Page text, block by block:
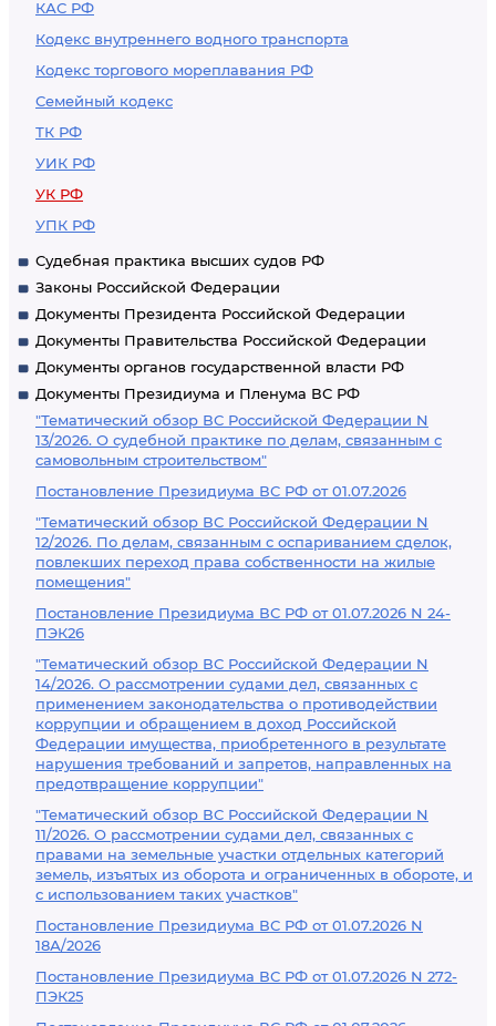
КАС РФ
Кодекс внутреннего водного транспорта
Кодекс торгового мореплавания РФ
Семейный кодекс
ТК РФ
УИК РФ
УК РФ
УПК РФ
Судебная практика высших судов РФ
Законы Российской Федерации
Документы Президента Российской Федерации
Документы Правительства Российской Федерации
Документы органов государственной власти РФ
Документы Президиума и Пленума ВС РФ
"Тематический обзор ВС Российской Федерации N
13/2026. О судебной практике по делам, связанным с
самовольным строительством"
Постановление Президиума ВС РФ от 01.07.2026
"Тематический обзор ВС Российской Федерации N
12/2026. По делам, связанным с оспариванием сделок,
повлекших переход права собственности на жилые
помещения"
Постановление Президиума ВС РФ от 01.07.2026 N 24-
ПЭК26
"Тематический обзор ВС Российской Федерации N
14/2026. О рассмотрении судами дел, связанных с
применением законодательства о противодействии
коррупции и обращением в доход Российской
Федерации имущества, приобретенного в результате
нарушения требований и запретов, направленных на
предотвращение коррупции"
"Тематический обзор ВС Российской Федерации N
11/2026. О рассмотрении судами дел, связанных с
правами на земельные участки отдельных категорий
земель, изъятых из оборота и ограниченных в обороте, и
с использованием таких участков"
Постановление Президиума ВС РФ от 01.07.2026 N
18А/2026
Постановление Президиума ВС РФ от 01.07.2026 N 272-
ПЭК25